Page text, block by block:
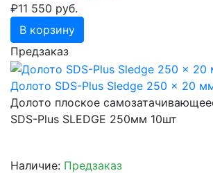
₽11 550 руб.
В корзину
Предзаказ
Долото SDS-Plus Sledge 250 x 20
Долото плоское
SDS-Plus SLEDGE 250мм 10шт
Наличие: Предзаказ